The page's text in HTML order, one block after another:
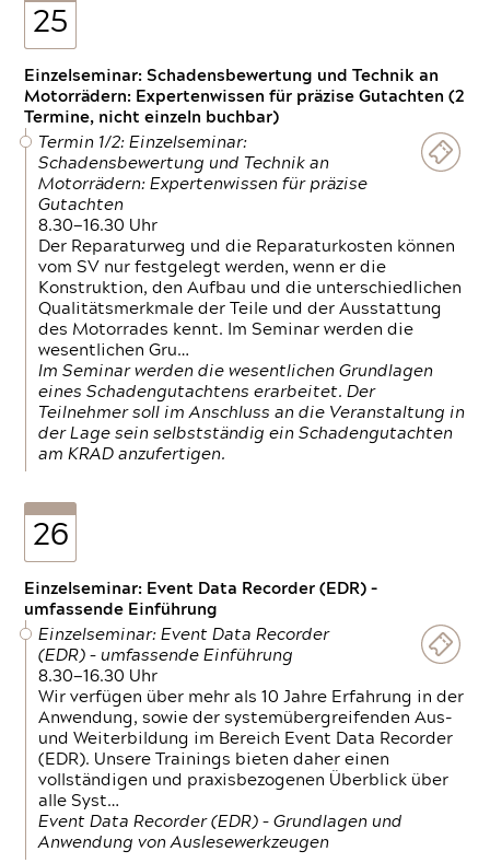
25
Einzelseminar: Schadensbewertung und Technik an
Motorrädern: Expertenwissen für präzise Gutachten (2
Termine, nicht einzeln buchbar)
Termin 1/2: Einzelseminar:
Schadensbewertung und Technik an
Motorrädern: Expertenwissen für präzise
Gutachten
8.30—16.30 Uhr
Der Reparaturweg und die Reparaturkosten können
vom SV nur festgelegt werden, wenn er die
Konstruktion, den Aufbau und die unterschiedlichen
Qualitätsmerkmale der Teile und der Ausstattung
des Motorrades kennt. Im Seminar werden die
wesentlichen Gru…
Im Seminar werden die wesentlichen Grundlagen
eines Schadengutachtens erarbeitet. Der
Teilnehmer soll im Anschluss an die Veranstaltung in
der Lage sein selbstständig ein Schadengutachten
am KRAD anzufertigen.
26
Einzelseminar: Event Data Recorder (EDR) –
umfassende Einführung
Einzelseminar: Event Data Recorder
(EDR) – umfassende Einführung
8.30—16.30 Uhr
Wir verfügen über mehr als 10 Jahre Erfahrung in der
Anwendung, sowie der systemübergreifenden Aus-
und Weiterbildung im Bereich Event Data Recorder
(EDR). Unsere Trainings bieten daher einen
vollständigen und praxisbezogenen Überblick über
alle Syst…
Event Data Recorder (EDR) – Grundlagen und
Anwendung von Auslesewerkzeugen